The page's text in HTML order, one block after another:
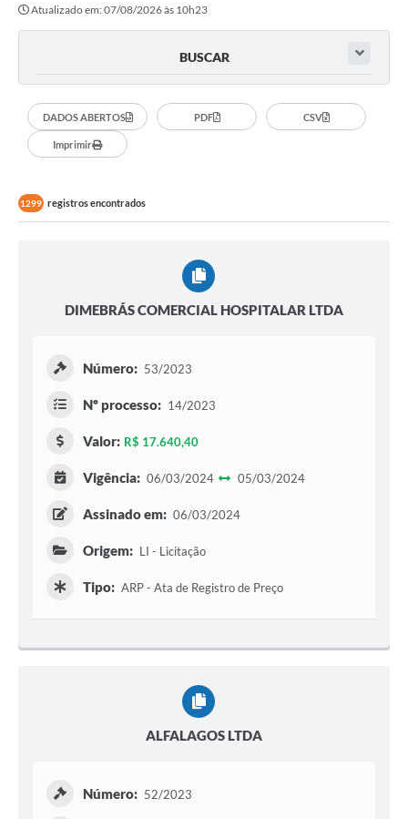
Atualizado em: 07/08/2026 às 10h23
BUSCAR
DADOS ABERTOS PDF CSV
Imprimir
1299 registros encontrados
DIMEBRÁS COMERCIAL HOSPITALAR LTDA
Número: 53/2023
Nº processo: 14/2023
Valor: R$ 17.640,40
Vigência: 06/03/2024 05/03/2024
Assinado em: 06/03/2024
Origem: LI - Licitação
Tipo: ARP - Ata de Registro de Preço
ALFALAGOS LTDA
Número: 52/2023